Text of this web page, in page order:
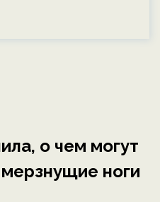
о чем могут
ноги